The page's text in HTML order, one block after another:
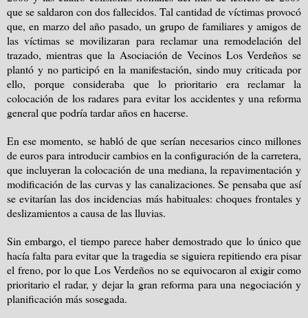
que se saldaron con dos fallecidos. Tal cantidad de víctimas provocó
que, en marzo del año pasado, un grupo de familiares y amigos de
las víctimas se movilizaran para reclamar una remodelación del
trazado, mientras que la Asociación de Vecinos Los Verdeños se
plantó y no participó en la manifestación, sindo muy criticada por
ello, porque consideraba que lo prioritario era reclamar la
colocación de los radares para evitar los accidentes y una reforma
general que podría tardar años en hacerse.
En ese momento, se habló de que serían necesarios cinco millones
de euros para introducir cambios en la configuración de la carretera,
que incluyeran la colocación de una mediana, la repavimentación y
modificación de las curvas y las canalizaciones. Se pensaba que así
se evitarían las dos incidencias más habituales: choques frontales y
deslizamientos a causa de las lluvias.
Sin embargo, el tiempo parece haber demostrado que lo único que
hacía falta para evitar que la tragedia se siguiera repitiendo era pisar
el freno, por lo que Los Verdeños no se equivocaron al exigir como
prioritario el radar, y dejar la gran reforma para una negociación y
planificación más sosegada.